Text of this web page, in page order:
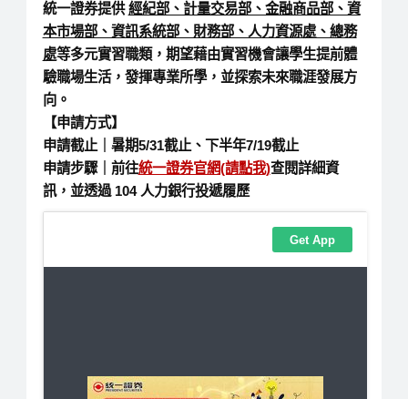
統一證券提供經紀部、計量交易部、金融商品部、資
本市場部、資訊系統部、財務部、人力資源處、總務
處等多元實習職類，期望藉由實習機會讓學生提前體
驗職場生活，發揮專業所學，並探索未來職涯發展方
向。
【申請方式】
申請截止｜暑期5/31截止、下半年7/19截止
申請步驟｜前往統一證券官網(請點我)查閱詳細資
訊，並透過 104 人力銀行投遞履歷